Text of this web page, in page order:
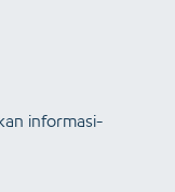
informasi-